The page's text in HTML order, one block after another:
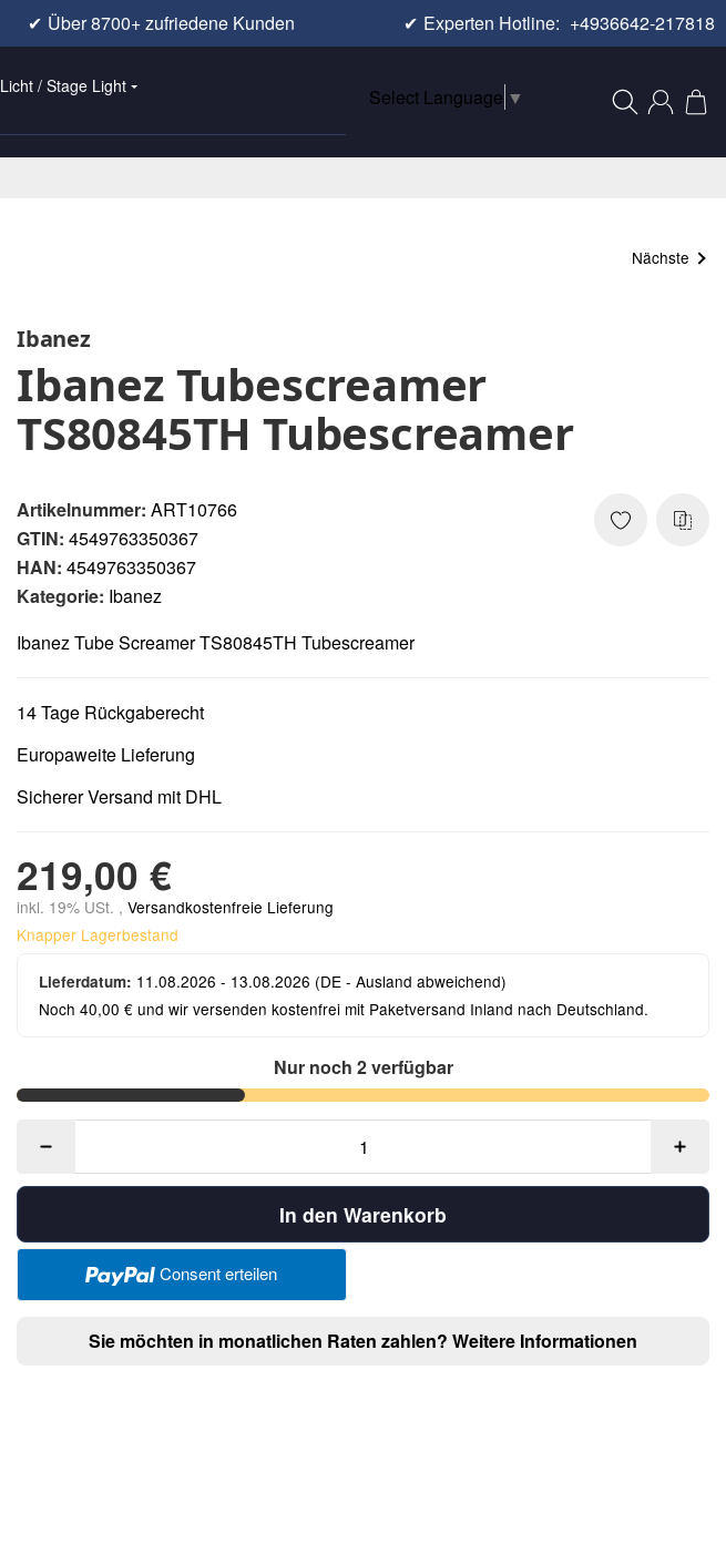
✔ Über 8700+ zufriedene Kunden ✔ Experten Hotline: +4936642-217818
Licht / Stage Light
Select Language ▼
Nächste
Ibanez
Ibanez Tubescreamer
TS80845TH Tubescreamer
Artikelnummer: ART10766
GTIN: 4549763350367
HAN: 4549763350367
Kategorie: Ibanez
Ibanez Tube Screamer TS80845TH Tubescreamer
14 Tage Rückgaberecht
Europaweite Lieferung
Sicherer Versand mit DHL
219,00 €
inkl. 19% USt. , Versandkostenfreie Lieferung
Knapper Lagerbestand
Lieferdatum: 11.08.2026 - 13.08.2026 (DE - Ausland abweichend)
Noch 40,00 € und wir versenden kostenfrei mit Paketversand Inland nach Deutschland.
Nur noch 2 verfügbar
In den Warenkorb
Consent erteilen
Sie möchten in monatlichen Raten zahlen? Weitere Informationen